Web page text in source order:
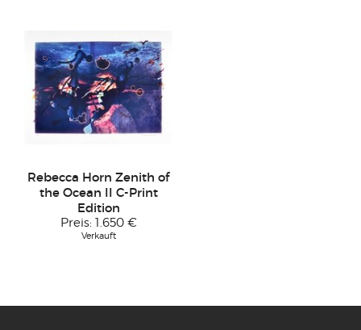
Rebecca Horn Zenith of
the Ocean II C-Print
Edition
Preis: 1.650 €
Verkauft